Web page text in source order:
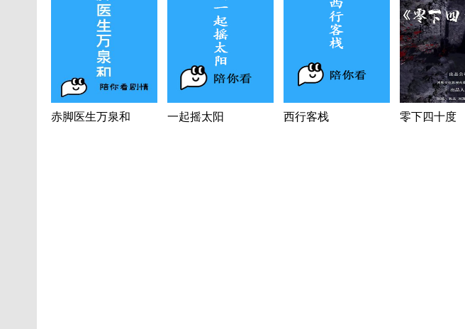
赤脚医生万泉和 一起摇太阳 西行客栈 零下四十度